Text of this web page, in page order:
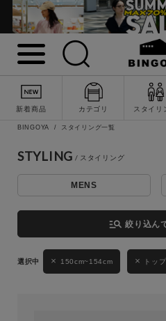
新着商品 カテゴリ スタイリ
詳
BINGOYA スタイリング一覧
STYLING
MENS
manage_search 絞り込ん
150cm~154cm トッ